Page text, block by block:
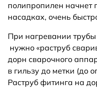
полипропилен начнет
насадках, очень
При нагревании
нужно «раструб
дорн сварочного
в гильзу до метки (до
Раструб фитинга на